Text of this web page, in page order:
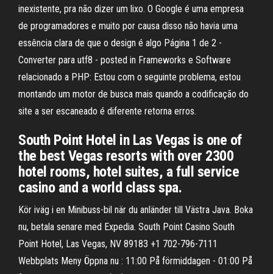
inexistente, pra não dizer um lixo. O Google é uma empresa
de programadores e muito por causa disso não havia uma
essência clara de que o design é algo Página 1 de 2 -
Converter para utf8 - posted in Frameworks e Software
relacionado a PHP: Estou com o seguinte problema, estou
montando um motor de busca mais quando a codificação do
site a ser escaneado é diferente retorna erros.
South Point Hotel in Las Vegas is one of
the best Vegas resorts with over 2300
hotel rooms, hotel suites, a full service
casino and a world class spa.
Kör iväg i en Minibuss-bil när du anländer till Västra Java. Boka
nu, betala senare med Expedia. South Point Casino South
Point Hotel, Las Vegas, NV 89183 +1 702-796-7111
Webbplats Meny Öppna nu : 11:00 På förmiddagen - 01:00 På